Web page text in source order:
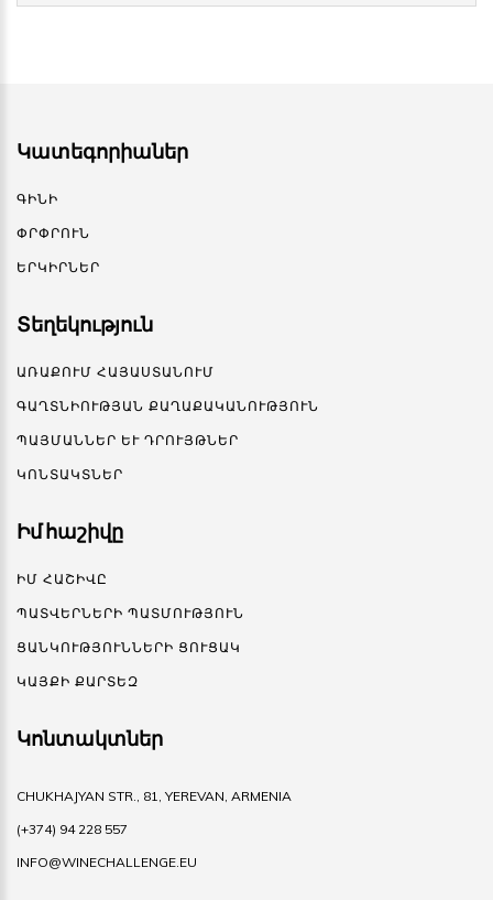
Կատեգորիաներ
ԳԻՆԻ
ՓՐՓՐՈՒՆ
ԵՐԿԻՐՆԵՐ
Տեղեկություն
ԱՌԱՔՈՒՄ ՀԱՅԱՍՏԱՆՈՒՄ
ԳԱՂՏՆԻՈՒԹՅԱՆ ՔԱՂԱՔԱԿԱՆՈՒԹՅՈՒՆ
ՊԱՅՄԱՆՆԵՐ ԵՒ ԴՐՈՒՅԹՆԵՐ
ԿՈՆՏԱԿՏՆԵՐ
Իմ հաշիվը
ԻՄ ՀԱՇԻՎԸ
ՊԱՏՎԵՐՆԵՐԻ ՊԱՏՄՈՒԹՅՈՒՆ
ՑԱՆԿՈՒԹՅՈՒՆՆԵՐԻ ՑՈՒՑԱԿ
ԿԱՅՔԻ ՔԱՐՏԵԶ
Կոնտակտներ
CHUKHAJYAN STR., 81, YEREVAN, ARMENIA
(+374) 94 228 557
INFO@WINECHALLENGE.EU